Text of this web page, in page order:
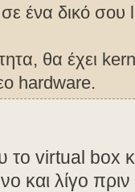
σε ένα δικό
θα έχει
hardware.
το virtual box
και λίγο